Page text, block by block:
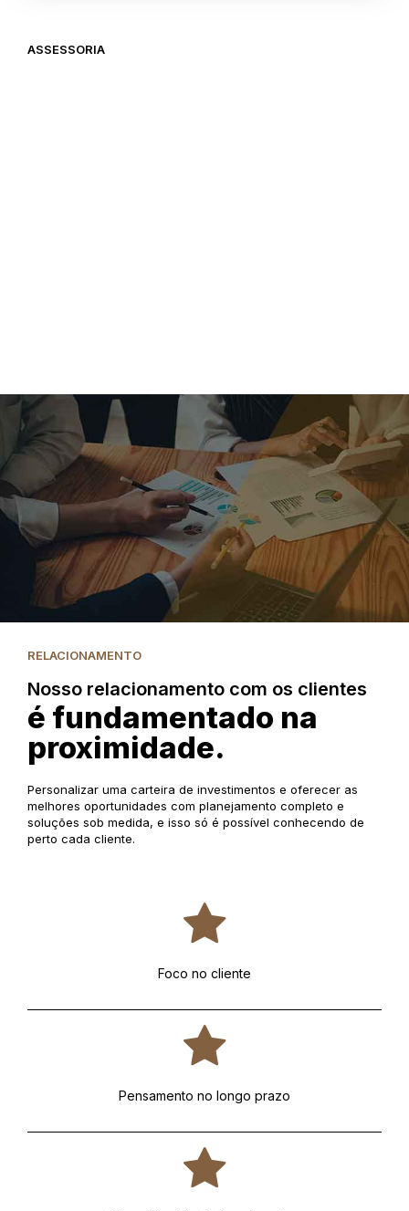
ASSESSORIA
RELACIONAMENTO
Nosso relacionamento com os clientes
é fundamentado na
proximidade.
Personalizar uma carteira de investimentos e oferecer as
melhores oportunidades com planejamento completo e
soluções sob medida, e isso só é possível conhecendo de
perto cada cliente.
Foco no cliente
Pensamento no longo prazo